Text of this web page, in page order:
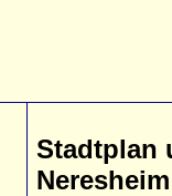
Stadtplan
Neresheim